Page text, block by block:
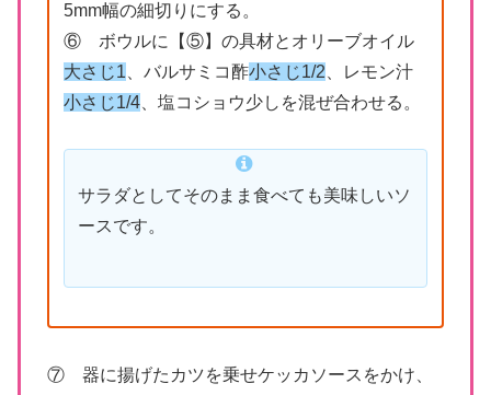
5mm幅の細切りにする。
⑥ ボウルに【⑤】の具材とオリーブオイル
大さじ1 、バルサミコ酢小さじ1/2 、レモン汁
小さじ1/4、塩コショウ少しを混ぜ合わせる。
サラダとしてそのまま食べても美味しいソ
ースです。
⑦ 器に揚げたカツを乗せケッカソースをかけ、